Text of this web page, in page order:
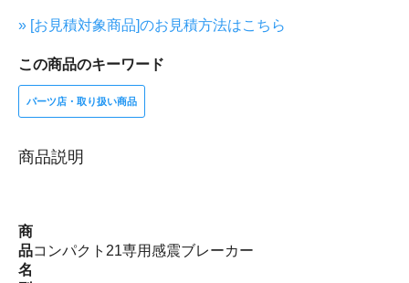
» [お見積対象商品]のお見積方法はこちら
この商品のキーワード
パーツ店・取り扱い商品
商品説明
商
品
名
コンパクト21専用感震ブレーカー